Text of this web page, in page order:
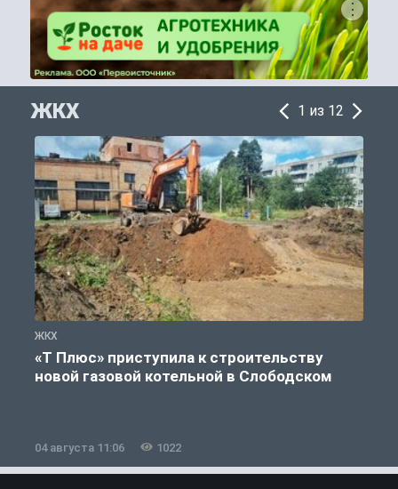
ЖКХ 1 из 12
ЖКХ
«Т Плюс» приступила к строительству
новой газовой котельной в Слободском
04 августа 11:06 1022